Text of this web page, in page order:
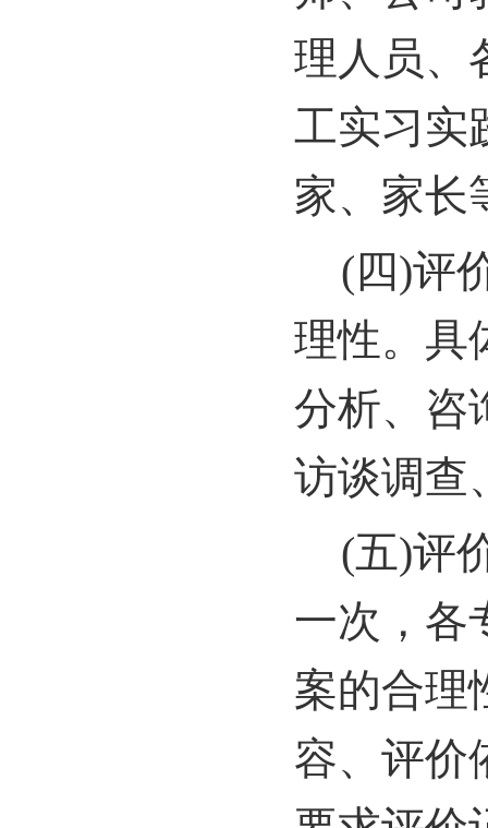
理人员、
工实习实
家、家长
(四)评
理性。具
分析、咨
访谈调查
(五)评
一次，各
案的合理
容、评价